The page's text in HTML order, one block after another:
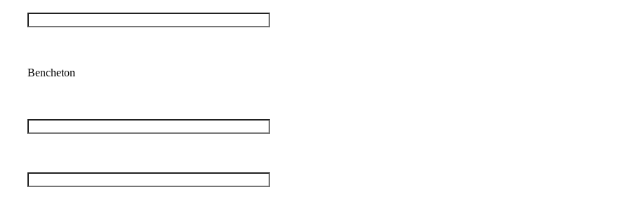
Bencheton